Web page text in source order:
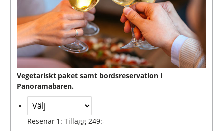
Vegetariskt paket samt bordsreservation i
Panoramabaren.
Resenär 1: Tillägg 249:-